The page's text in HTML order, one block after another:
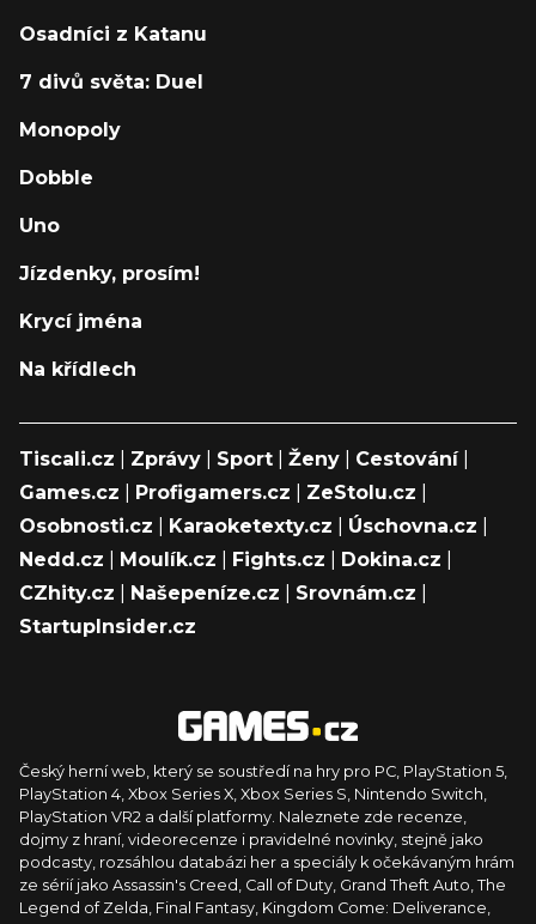
Osadníci z Katanu
7 divů světa: Duel
Monopoly
Dobble
Uno
Jízdenky, prosím!
Krycí jména
Na křídlech
Tiscali.cz Zprávy Sport Ženy Cestování|
Games.cz
Profigamers.cz ZeStolu.cz
Osobnosti.cz
Karaoketexty.cz Úschovna.cz
Nedd.cz
Moulík.cz Fights.cz Dokina.cz
CZhity.cz
Našepeníze.cz Srovnám.cz
StartupInsider.cz
Český herní web, který se soustředí na hry pro PC, PlayStation 5,
PlayStation 4, Xbox Series X, Xbox Series S, Nintendo Switch,
PlayStation VR2 a další platformy. Naleznete zde recenze,
dojmy z hraní, videorecenze i pravidelné novinky, stejně jako
podcasty, rozsáhlou databázi her a speciály k očekávaným hrám
ze sérií jako Assassin's Creed, Call of Duty, Grand Theft Auto, The
Legend of Zelda, Final Fantasy, Kingdom Come: Deliverance,